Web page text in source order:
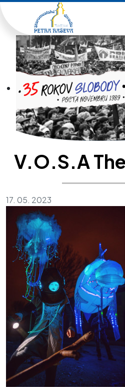
V.O.S.A
17. 05. 2023